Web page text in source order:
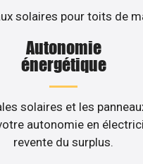
Autonomie
énergétique
solaires et les
autonomie en
revente du surplus.